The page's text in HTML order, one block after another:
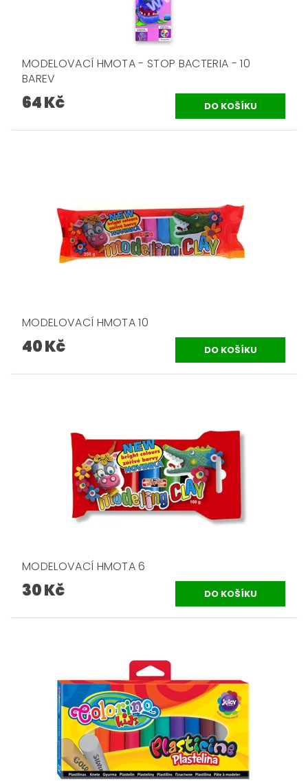
MODELOVACÍ HMOTA - STOP BACTERIA - 10
BAREV
64 Kč
MODELOVACÍ HMOTA 10
40 Kč
MODELOVACÍ HMOTA 6
30 Kč